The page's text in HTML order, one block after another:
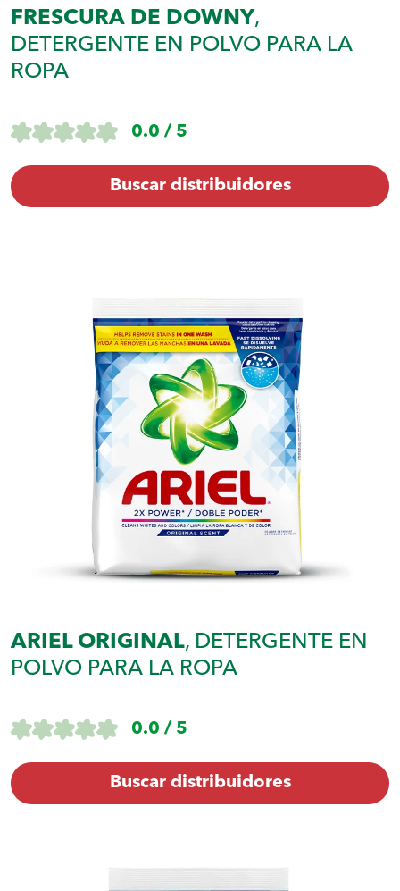
FRESCURA DE DOWNY,
DETERGENTE EN POLVO PARA LA
ROPA
0.0 / 5
Buscar distribuidores
ARIEL ORIGINAL, DETERGENTE EN
POLVO PARA LA ROPA
0.0 / 5
Buscar distribuidores